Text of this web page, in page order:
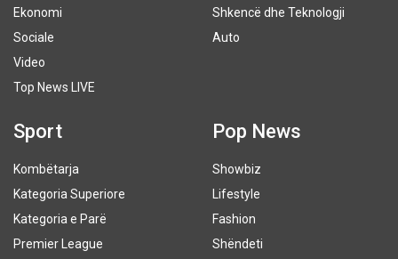
Ekonomi
Sociale
Video
Top News LIVE
Shkencë dhe Teknologji
Auto
Sport
Kombëtarja
Kategoria Superiore
Kategoria e Parë
Premier League
Pop News
Showbiz
Lifestyle
Fashion
Shëndeti